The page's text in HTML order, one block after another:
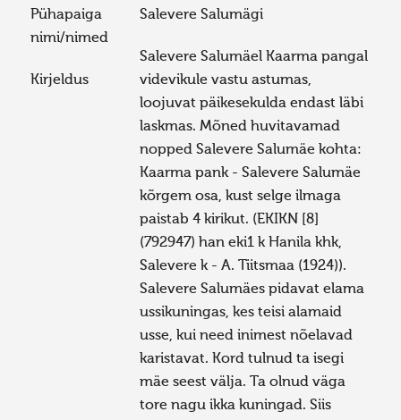
Pühapaiga
nimi/nimed
Salevere Salumägi
Kirjeldus
Salevere Salumäel Kaarma pangal
videvikule vastu astumas,
loojuvat päikesekulda endast läbi
laskmas. Mõned huvitavamad
nopped Salevere Salumäe kohta:
Kaarma pank - Salevere Salumäe
kõrgem osa, kust selge ilmaga
paistab 4 kirikut. (EKIKN [8]
(792947) han eki1 k Hanila khk,
Salevere k - A. Tiitsmaa (1924)).
Salevere Salumäes pidavat elama
ussikuningas, kes teisi alamaid
usse, kui need inimest nõelavad
karistavat. Kord tulnud ta isegi
mäe seest välja. Ta olnud väga
tore nagu ikka kuningad. Siis